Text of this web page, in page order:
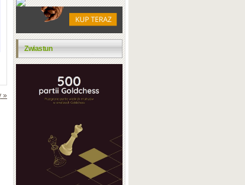
»
Zwiastun